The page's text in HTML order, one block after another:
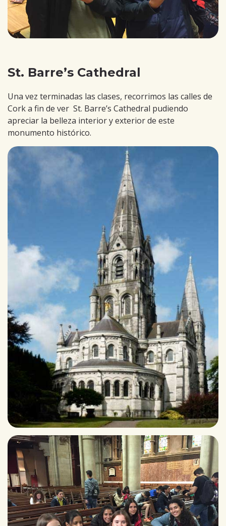
St. Barre’s Cathedral
Una vez terminadas las clases, recorrimos las calles de
Cork a fin de ver St. Barre’s Cathedral pudiendo
apreciar la belleza interior y exterior de este
monumento histórico.